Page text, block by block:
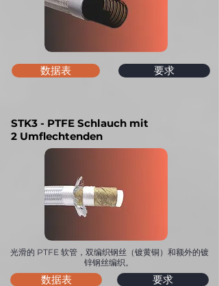
数据表 要求
STK3 - PTFE Schlauch mit
2 Umflechtenden
光滑的 PTFE 软管，双编织钢丝（镀黄铜）和额外的镀
锌钢丝编织。
数据表 要求